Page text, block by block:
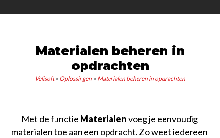
Offertes
Voorraadbeheer
Webshopbeheer
Software voor zzp'ers
Software voor in de bouw
Software voor groothandels en E-commerce
Missie en Visie
Veelgestelde Vragen
Materialen beheren in
opdrachten
Velisoft Oplossingen Materialen beheren in opdrachten
Met de functie Materialen voeg je eenvoudig
materialen toe aan een opdracht. Zo weet iedereen